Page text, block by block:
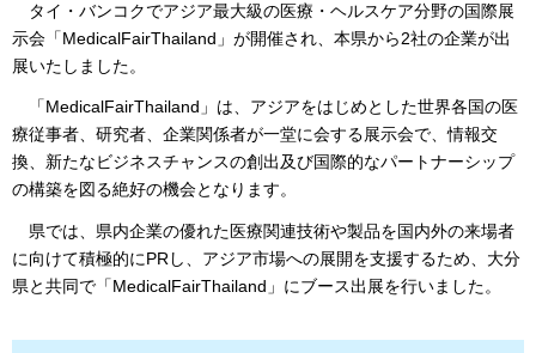
タイ・バンコクでアジア最大級の医療・ヘルスケア分野の国際展
示会「MedicalFairThailand」が開催され、本県から2社の企業が出
展いたしました。
「MedicalFairThailand」は、アジアをはじめとした世界各国の医
療従事者、研究者、企業関係者が一堂に会する展示会で、情報交
換、新たなビジネスチャンスの創出及び国際的なパートナーシップ
の構築を図る絶好の機会となります。
県では、県内企業の優れた医療関連技術や製品を国内外の来場者
に向けて積極的にPRし、アジア市場への展開を支援するため、大分
県と共同で「MedicalFairThailand」にブース出展を行いました。